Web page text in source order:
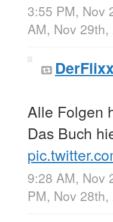
3:55 PM, Nov
AM, Nov 29th,
Alle Folgen
Das Buch
9:28 AM, Nov
PM, Nov 28th,